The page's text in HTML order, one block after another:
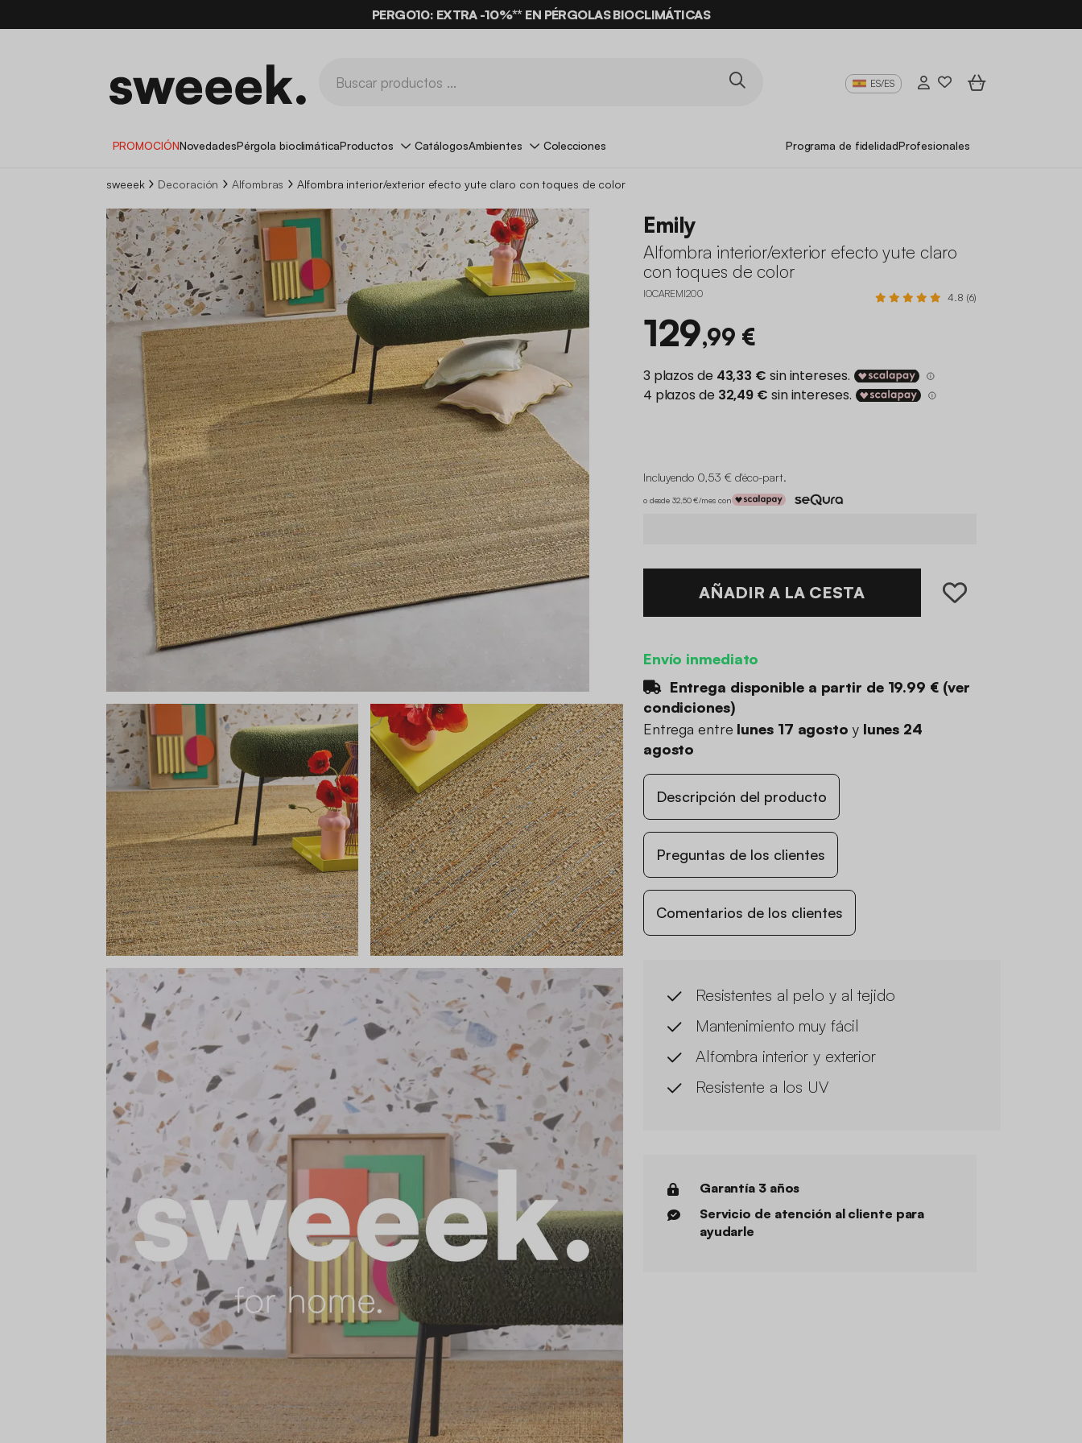
PERGO10: EXTRA -10%**EN PÉRGOLAS BIOCLIMÁTICAS
ES/ES
PROMOCIÓNNovedadesPérgola bioclimáticaProductos CatálogosAmbientes Colecciones Programa de fidelidadProfesionales
sweeek Decoración Alfombras Alfombra interior/exterior efecto yute claro con toques de color
Emily
Alfombra interior/exterior efecto yute claro
con toques de color
IOCAREMI200 4.8 (6)
129,99 €
Incluyendo 0,53 € d'éco-part.
o desde 32,50 €/mes con
AÑADIR A LA CESTA
Envío inmediato
Entrega disponible a partir de 19.99 €(ver
condiciones)
Entrega entre lunes 17 agosto y lunes 24
agosto
Descripción del producto
Preguntas de los clientes
Comentarios de los clientes
Resistentes al pelo y al tejido
Mantenimiento muy fácil
Alfombra interior y exterior
Resistente a los UV
Garantía 3 años
Servicio de atención al cliente para
ayudarle